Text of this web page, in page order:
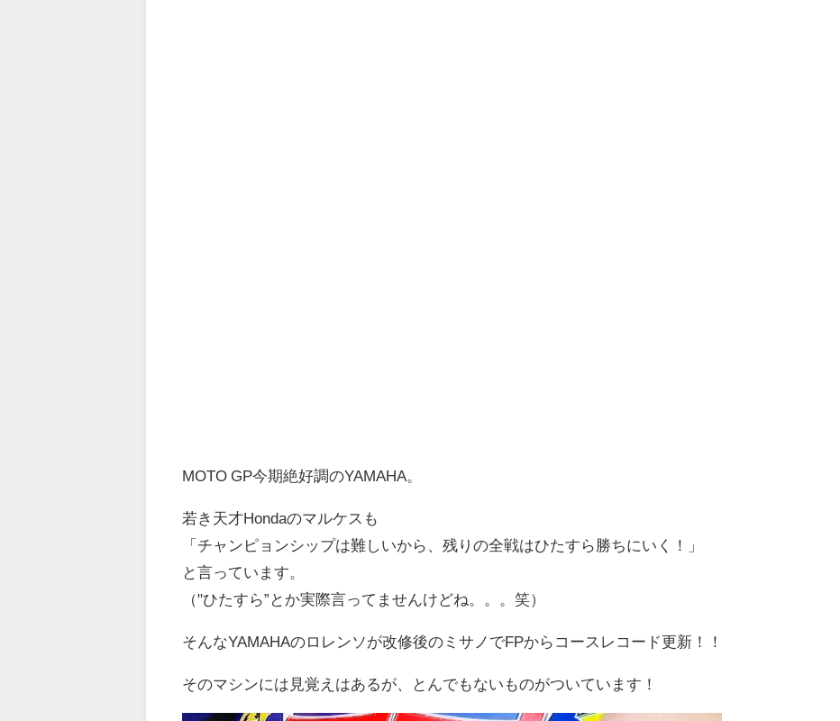
MOTO GP今期絶好調のYAMAHA。
若き天才Hondaのマルケスも
「チャンピョンシップは難しいから、残りの全戦はひたすら勝ちにいく！」
と言っています。
（"ひたすら”とか実際言ってませんけどね。。。笑）
そんなYAMAHAのロレンソが改修後のミサノでFPからコースレコード更新！！
そのマシンには見覚えはあるが、とんでもないものがついています！